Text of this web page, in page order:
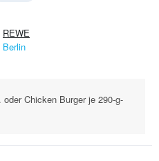
REWE
Berlin
Chicken Burger je 290-g-